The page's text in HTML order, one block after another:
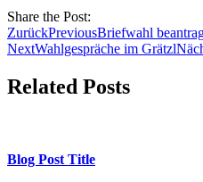
Share the Post:
ZurückPreviousBriefwahl
NextWahlgespräche im Grätzl
Related Posts
Blog Post Title